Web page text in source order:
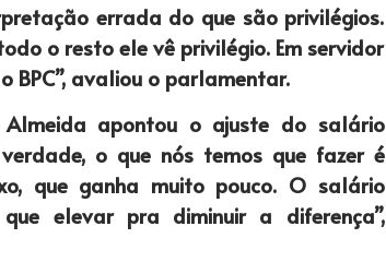
errada do que são privilégios.
o resto ele vê privilégio. Em servidor
BPC”, avaliou o parlamentar.
apontou o ajuste do salário
o que nós temos que fazer é
que ganha muito pouco. O salário
elevar pra diminuir a diferença”,